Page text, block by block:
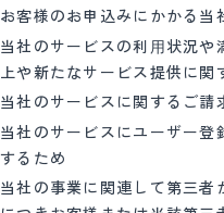
お客様のお申込みにかかる当
当社のサービスの利⽤状況や
上や新たなサービス提供に関
当社のサービスに関するご請
当社のサービスにユーザー
するため
当社の事業に関連して第三者